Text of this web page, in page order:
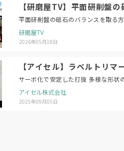
【研磨屋TV】平面研削
研磨屋TV
2026年05月18日
【アイセル】ラベルトリ
サーボ化で安定した打抜 多様な形状
アイセル株式会社
2025年09月05日